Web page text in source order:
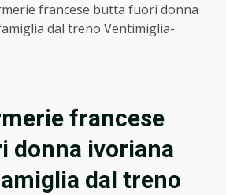
francese butta fuori donna
dal treno Ventimiglia-
francese
donna ivoriana
dal treno